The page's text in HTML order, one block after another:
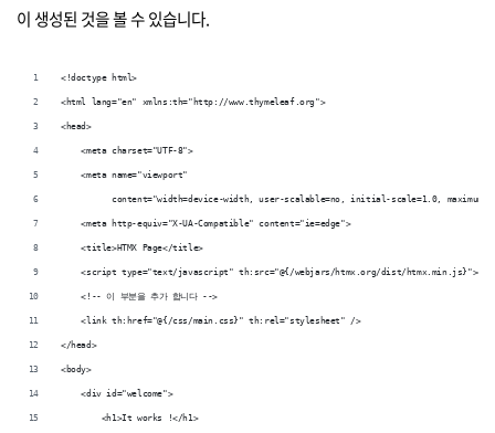
이 생성된 것을 볼 수 있습니다.
<!doctype html>
<html lang="en" xmlns:th="http://www.thymeleaf.org">
<head>
    <meta charset="UTF-8">
    <meta name="viewport"
content="width=device-width, user-scalable=no, initial-scale=1.0, maximum-
    <meta http-equiv="X-UA-Compatible" content="ie=edge">
    <title>HTMX Page</title>
<script type="text/javascript" th:src="@{/webjars/htmx.org/dist/htmx.min.js}"></
    <!-- 이 부분을 추가 합니다 -->
    <link th:href="@{/css/main.css}" th:rel="stylesheet" />
</head>
<body>
    <div id="welcome">
        <h1>It works !</h1>